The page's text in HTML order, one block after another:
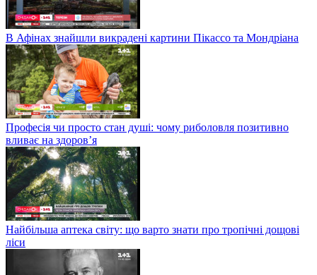
В Афінах знайшли викрадені картини Пікассо та Мондріана
Професія чи просто стан душі: чому риболовля позитивно
вливає на здоров’я
Найбільша аптека світу: що варто знати про тропічні дощові
ліси